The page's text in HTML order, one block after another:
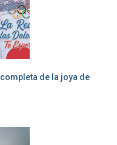
de la joya de